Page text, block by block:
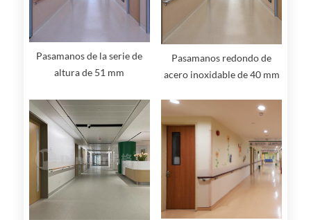
Pasamanos de la serie de
altura de 51 mm
Pasamanos redondo de
acero inoxidable de 40 mm